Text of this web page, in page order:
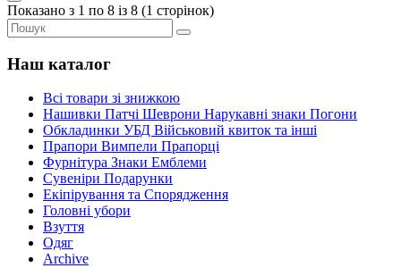
Показано з 1 по 8 із 8 (1 сторінок)
Наш каталог
Всі товари зі знижкою
Нашивки Патчі Шеврони Нарукавні знаки Погони
Обкладинки УБД Військовий квиток та інші
Прапори Вимпели Прапорці
Фурнітура Знаки Емблеми
Сувеніри Подарунки
Екіпірування та Спорядження
Головні убори
Взуття
Одяг
Archive